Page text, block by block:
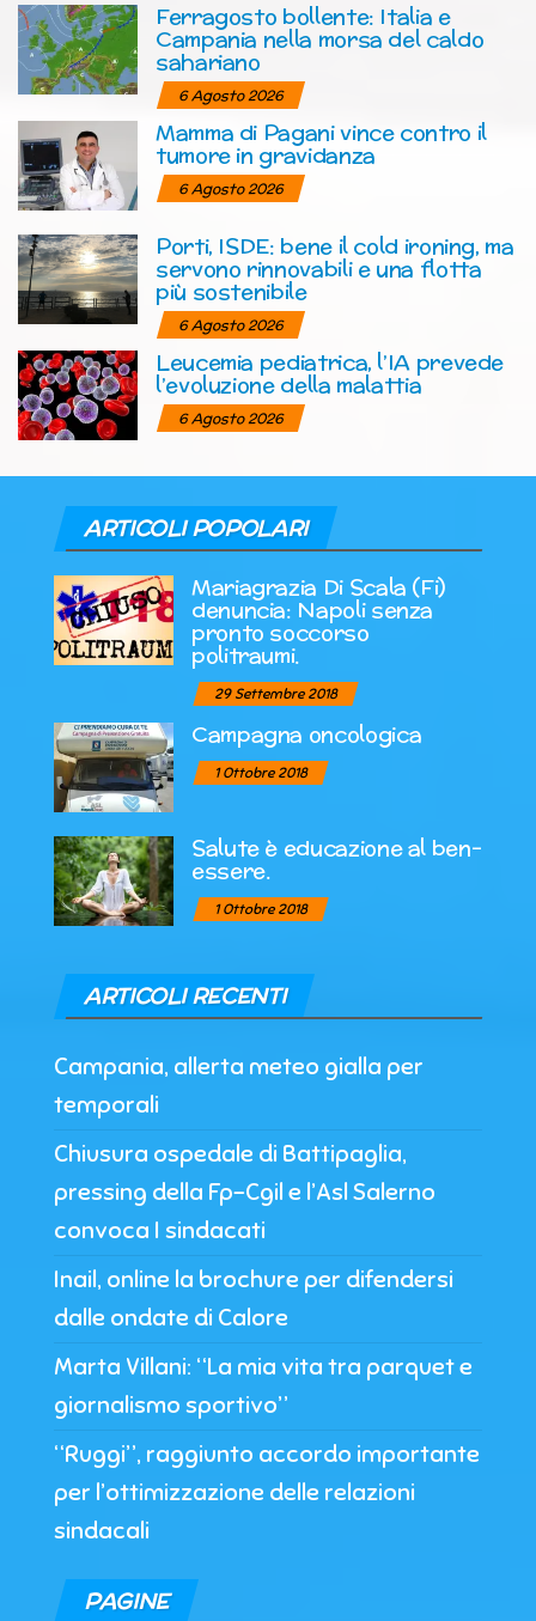
Ferragosto bollente: Italia e
Campania nella morsa del caldo
sahariano
6 Agosto 2026
Mamma di Pagani vince contro il
tumore in gravidanza
6 Agosto 2026
Porti, ISDE: bene il cold ironing, ma
servono rinnovabili e una flotta
più sostenibile
6 Agosto 2026
Leucemia pediatrica, l’IA prevede
l’evoluzione della malattia
6 Agosto 2026
ARTICOLI POPOLARI
Mariagrazia Di Scala (Fi)
denuncia: Napoli senza
pronto soccorso
politraumi.
29 Settembre 2018
Campagna oncologica
1 Ottobre 2018
Salute è educazione al ben-
essere.
1 Ottobre 2018
ARTICOLI RECENTI
Campania, allerta meteo gialla per
temporali
Chiusura ospedale di Battipaglia,
pressing della Fp-Cgil e l’Asl Salerno
convoca I sindacati
Inail, online la brochure per difendersi
dalle ondate di Calore
Marta Villani: “La mia vita tra parquet e
giornalismo sportivo”
“Ruggi”, raggiunto accordo importante
per l’ottimizzazione delle relazioni
sindacali
PAGINE